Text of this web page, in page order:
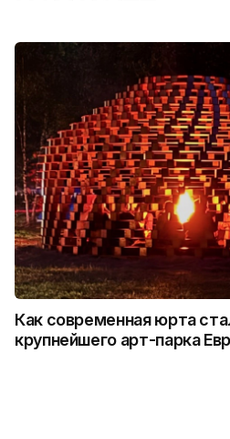
Как современная юрта
крупнейшего арт-парка